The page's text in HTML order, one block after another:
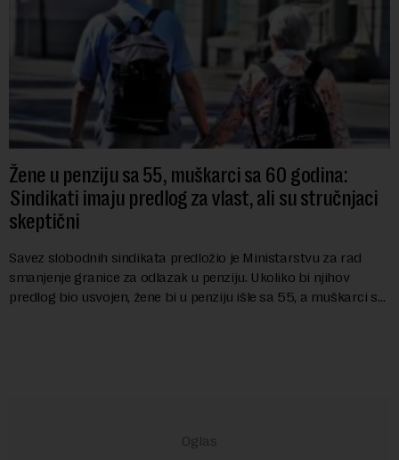
Žene u penziju sa 55, muškarci sa 60 godina:
Sindikati imaju predlog za vlast, ali su stručnjaci
skeptični
Savez slobodnih sindikata predložio je Ministarstvu za rad
smanjenje granice za odlazak u penziju. Ukoliko bi njihov
predlog bio usvojen, žene bi u penziju išle sa 55, a muškarci sa